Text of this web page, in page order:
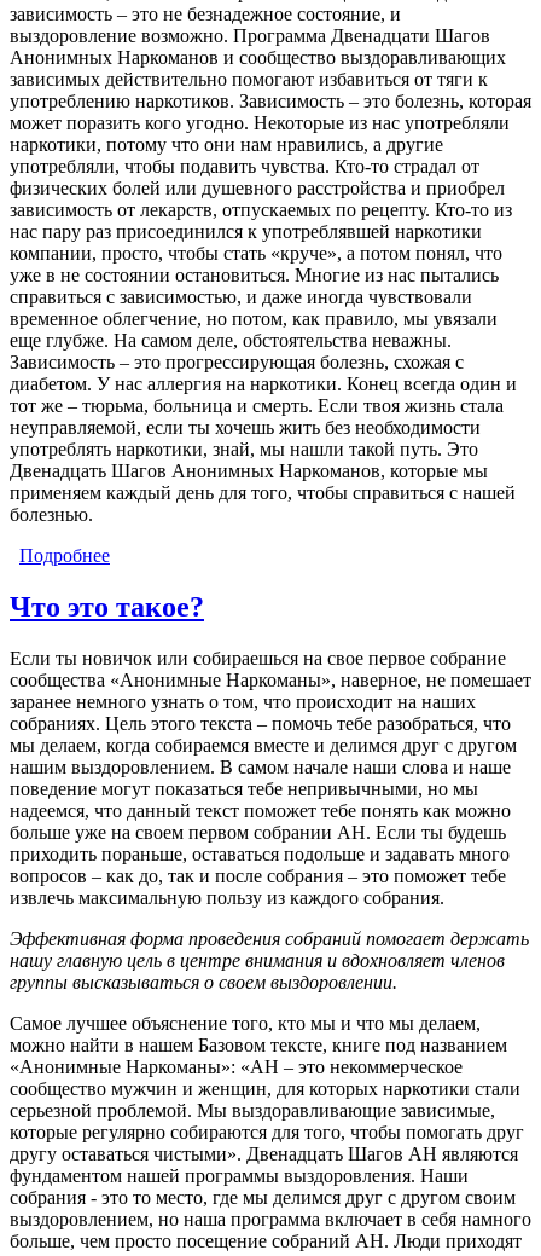
зависимость – это не безнадежное состояние, и
выздоровление возможно. Программа Двенадцати Шагов
Анонимных Наркоманов и сообщество выздоравливающих
зависимых действительно помогают избавиться от тяги к
употреблению наркотиков. Зависимость – это болезнь, которая
может поразить кого угодно. Некоторые из нас употребляли
наркотики, потому что они нам нравились, а другие
употребляли, чтобы подавить чувства. Кто-то страдал от
физических болей или душевного расстройства и приобрел
зависимость от лекарств, отпускаемых по рецепту. Кто-то из
нас пару раз присоединился к употреблявшей наркотики
компании, просто, чтобы стать «круче», а потом понял, что
уже в не состоянии остановиться. Многие из нас пытались
справиться с зависимостью, и даже иногда чувствовали
временное облегчение, но потом, как правило, мы увязали
еще глубже. На самом деле, обстоятельства неважны.
Зависимость – это прогрессирующая болезнь, схожая с
диабетом. У нас аллергия на наркотики. Конец всегда один и
тот же – тюрьма, больница и смерть. Если твоя жизнь стала
неуправляемой, если ты хочешь жить без необходимости
употреблять наркотики, знай, мы нашли такой путь. Это
Двенадцать Шагов Анонимных Наркоманов, которые мы
применяем каждый день для того, чтобы справиться с нашей
болезнью.
Подробнее
Что это такое?
Если ты новичок или собираешься на свое первое собрание
сообщества «Анонимные Наркоманы», наверное, не помешает
заранее немного узнать о том, что происходит на наших
собраниях. Цель этого текста – помочь тебе разобраться, что
мы делаем, когда собираемся вместе и делимся друг с другом
нашим выздоровлением. В самом начале наши слова и наше
поведение могут показаться тебе непривычными, но мы
надеемся, что данный текст поможет тебе понять как можно
больше уже на своем первом собрании АН. Если ты будешь
приходить пораньше, оставаться подольше и задавать много
вопросов – как до, так и после собрания – это поможет тебе
извлечь максимальную пользу из каждого собрания.
Эффективная форма проведения собраний помогает держать
нашу главную цель в центре внимания и вдохновляет членов
группы высказываться о своем выздоровлении.
Самое лучшее объяснение того, кто мы и что мы делаем,
можно найти в нашем Базовом тексте, книге под названием
«Анонимные Наркоманы»: «АН – это некоммерческое
сообщество мужчин и женщин, для которых наркотики стали
серьезной проблемой. Мы выздоравливающие зависимые,
которые регулярно собираются для того, чтобы помогать друг
другу оставаться чистыми». Двенадцать Шагов АН являются
фундаментом нашей программы выздоровления. Наши
собрания - это то место, где мы делимся друг с другом своим
выздоровлением, но наша программа включает в себя намного
больше, чем просто посещение собраний АН. Люди приходят